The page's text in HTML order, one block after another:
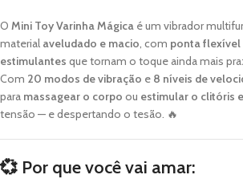
O Mini Toy Varinha Mágica é um vibrador
material aveludado e macio , com ponta flexível
estimulantes que tornam o toque ainda mais
Com 20 modos de vibração e 8 níveis de
para massagear o corpo ou estimular o clitóris
tensão — e despertando o tesão. 🔥
💞 Por que você vai amar: